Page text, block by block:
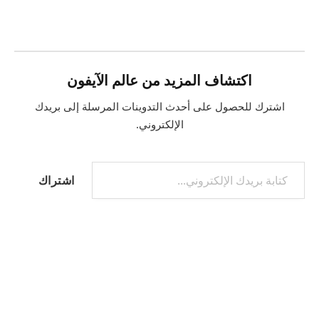
اكتشاف المزيد من عالم الآيفون
اشترك للحصول على أحدث التدوينات المرسلة إلى بريدك
الإلكتروني.
كتابة بريدك الإلكتروني...
اشتراك